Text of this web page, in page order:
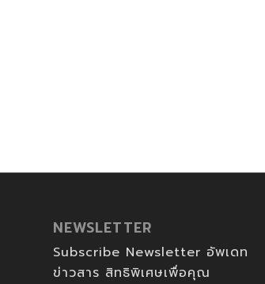
NEWSLETTER
Subscribe Newsletter อัพเดท
ข่าวสาร สิทธิพิเศษเพื่อคุณ